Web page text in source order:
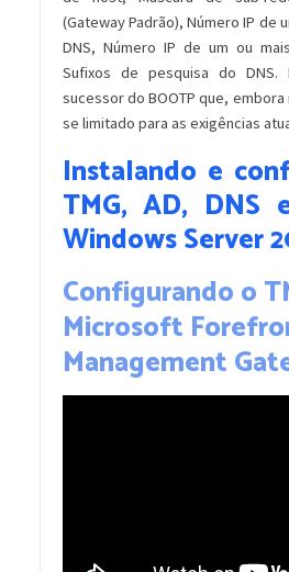
(Gateway Padrão), Número IP de
DNS, Número IP de um ou
Sufixos de pesquisa do
sucessor do BOOTP que,
se limitado para as exigências
Instalando e
TMG, AD, DNS
Windows Server
Configurando o
Microsoft
Management